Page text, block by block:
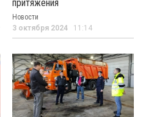
притяжения
Новости
3 октября 2024 11:14